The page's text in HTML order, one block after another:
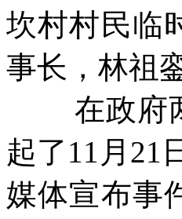
坎村村民临
事长，林祖
在政府
起了 11 月 21
媒体宣布事